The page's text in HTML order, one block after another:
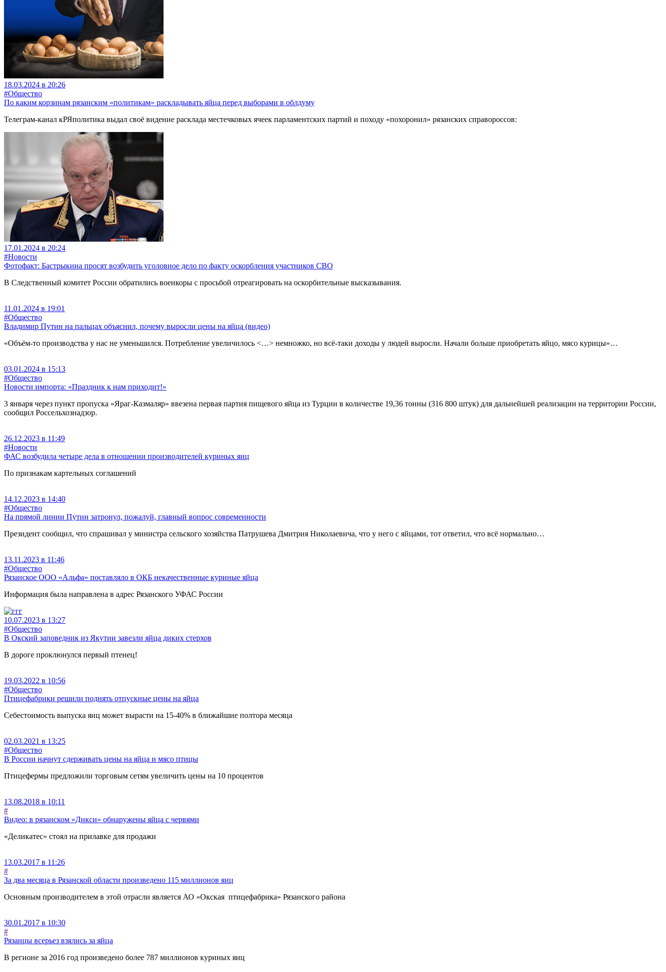
18.03.2024 в 20:26
#Общество
По каким корзинам рязанским «политикам» раскладывать яйца перед выборами в облдуму
Телеграм-канал кРЯполитика выдал своё видение расклада местечковых ячеек парламентских партий и походу «похоронил» рязанских справороссов:
17.01.2024 в 20:24
#Новости
Фотофакт: Бастрыкина просят возбудить уголовное дело по факту оскорбления участников СВО
В Следственный комитет России обратились военкоры с просьбой отреагировать на оскорбительные высказывания.
11.01.2024 в 19:01
#Общество
Владимир Путин на пальцах объяснил, почему выросли цены на яйца (видео)
«Объём-то производства у нас не уменьшился. Потребление увеличилось <…> немножко, но всё-таки доходы у людей выросли. Начали больше приобретать яйцо, мясо курицы»…
03.01.2024 в 15:13
#Общество
Новости импорта: «Праздник к нам приходит!»
3 января через пункт пропуска «Яраг-Казмаляр» ввезена первая партия пищевого яйца из Турции в количестве 19,36 тонны (316 800 штук) для дальнейшей реализации на территории России,
сообщил Россельхознадзор.
26.12.2023 в 11:49
#Новости
ФАС возбудила четыре дела в отношении производителей куриных яиц
По признакам картельных соглашений
14.12.2023 в 14:40
#Общество
На прямой линии Путин затронул, пожалуй, главный вопрос современности
Президент сообщил, что спрашивал у министра сельского хозяйства Патрушева Дмитрия Николаевича, что у него с яйцами, тот ответил, что всё нормально…
13.11.2023 в 11:46
#Общество
Рязанское ООО «Альфа» поставляло в ОКБ некачественные куриные яйца
Информация была направлена в адрес Рязанского УФАС России
10.07.2023 в 13:27
#Общество
В Окский заповедник из Якутии завезли яйца диких стерхов
В дороге проклюнулся первый птенец!
19.03.2022 в 10:56
#Общество
Птицефабрики решили поднять отпускные цены на яйца
Себестоимость выпуска яиц может вырасти на 15-40% в ближайшие полтора месяца
02.03.2021 в 13:25
#Общество
В России начнут сдерживать цены на яйца и мясо птицы
Птицефермы предложили торговым сетям увеличить цены на 10 процентов
13.08.2018 в 10:11
#
Видео: в рязанском «Дикси» обнаружены яйца с червями
«Деликатес» стоял на прилавке для продажи
13.03.2017 в 11:26
#
За два месяца в Рязанской области произведено 115 миллионов яиц
Основным производителем в этой отрасли является АО «Окская птицефабрика» Рязанского района
30.01.2017 в 10:30
#
Рязанцы всерьез взялись за яйца
В регионе за 2016 год произведено более 787 миллионов куриных яиц